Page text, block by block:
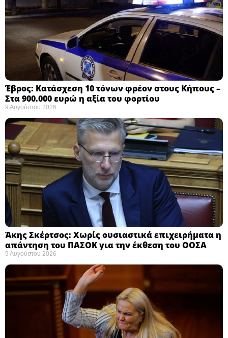
Έβρος: Κατάσχεση 10 τόνων φρέον στους Κήπους –
Στα 900.000 ευρώ η αξία του φορτίου ​
9 Αυγούστου 2026
Άκης Σκέρτσος: Χωρίς ουσιαστικά επιχειρήματα η
απάντηση του ΠΑΣΟΚ για την έκθεση του ΟΟΣΑ ​
9 Αυγούστου 2026